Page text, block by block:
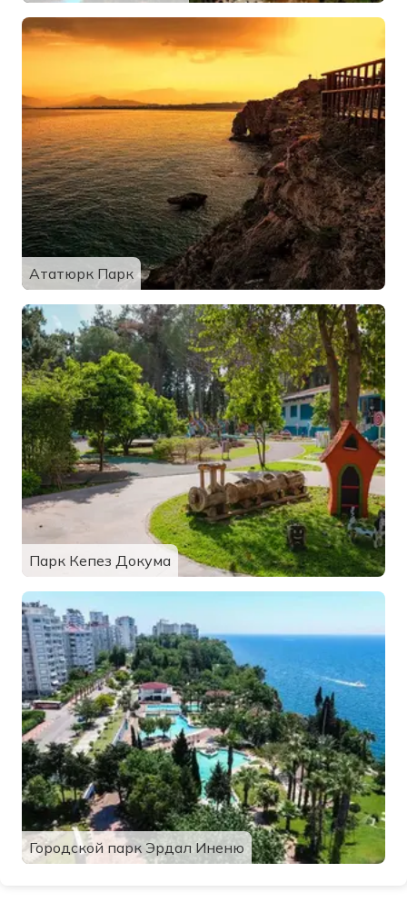
Ататюрк Парк
Парк Кепез Докума
Городской парк Эрдал Иненю